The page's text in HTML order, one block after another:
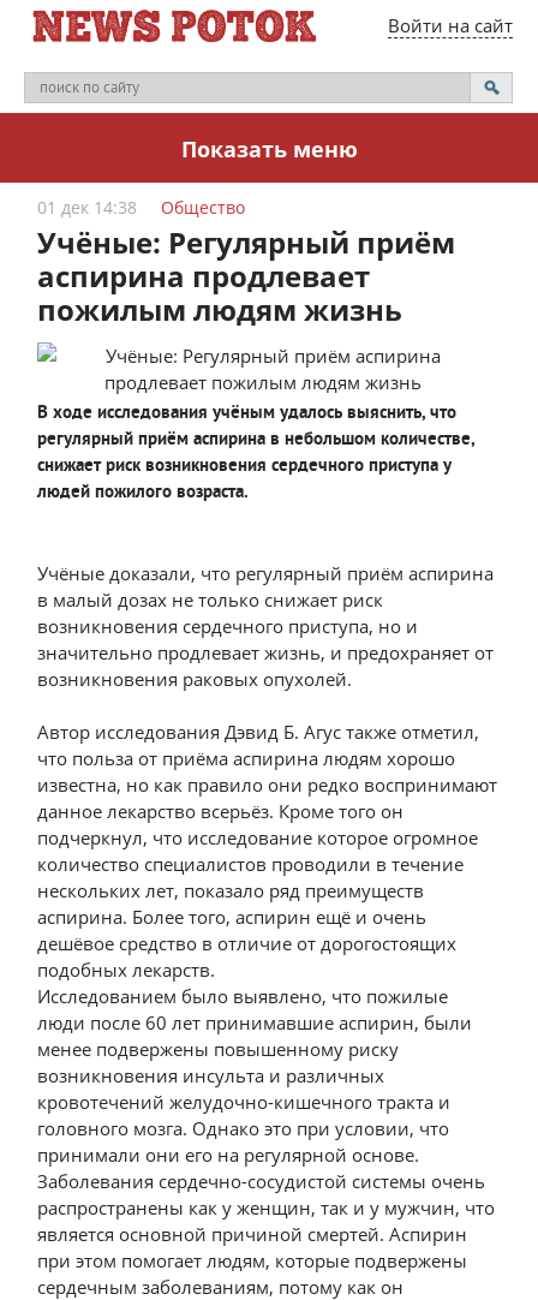
Войти на сайт
Показать меню
01 дек 14:38 Общество
Учёные: Регулярный приём
аспирина продлевает
пожилым людям жизнь
В ходе исследования учёным удалось выяснить, что
регулярный приём аспирина в небольшом количестве,
снижает риск возникновения сердечного приступа у
людей пожилого возраста.
Учёные доказали, что регулярный приём аспирина
в малый дозах не только снижает риск
возникновения сердечного приступа, но и
значительно продлевает жизнь, и предохраняет от
возникновения раковых опухолей.
Автор исследования Дэвид Б. Агус также отметил,
что польза от приёма аспирина людям хорошо
известна, но как правило они редко воспринимают
данное лекарство всерьёз. Кроме того он
подчеркнул, что исследование которое огромное
количество специалистов проводили в течение
нескольких лет, показало ряд преимуществ
аспирина. Более того, аспирин ещё и очень
дешёвое средство в отличие от дорогостоящих
подобных лекарств.
Исследованием было выявлено, что пожилые
люди после 60 лет принимавшие аспирин, были
менее подвержены повышенному риску
возникновения инсульта и различных
кровотечений желудочно-кишечного тракта и
головного мозга. Однако это при условии, что
принимали они его на регулярной основе.
Заболевания сердечно-сосудистой системы очень
распространены как у женщин, так и у мужчин, что
является основной причиной смертей. Аспирин
при этом помогает людям, которые подвержены
сердечным заболеваниям, потому как он